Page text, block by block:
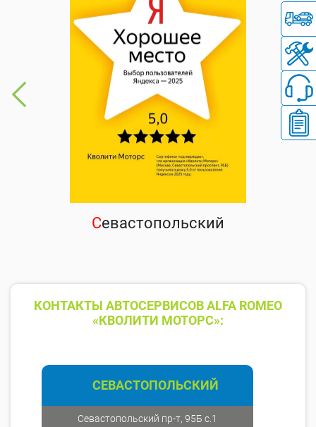
Севастопольский
КОНТАКТЫ АВТОСЕРВИСОВ ALFA ROMEO
«КВОЛИТИ МОТОРС»:
СЕВАСТОПОЛЬСКИЙ
Севастопольский пр-т, 95Б с.1